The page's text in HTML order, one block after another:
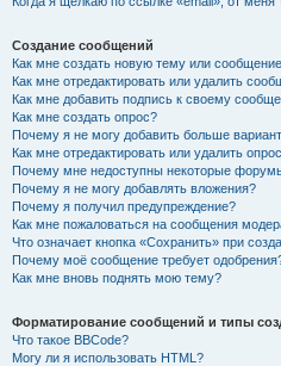
Создание сообщений
Как мне создать новую тему или
Как мне отредактировать или удалить
Как мне добавить подпись к своему
Как мне создать опрос?
Почему я не могу добавить больше
Как мне отредактировать или удалить
Почему мне недоступны некоторые
Почему я не могу добавлять вложения?
Почему я получил предупреждение?
Как мне пожаловаться на сообщения
Что означает кнопка «Сохранить» при
Почему моё сообщение требует
Как мне вновь поднять мою тему?
Форматирование сообщений и типы
Что такое BBCode?
Могу ли я использовать HTML?